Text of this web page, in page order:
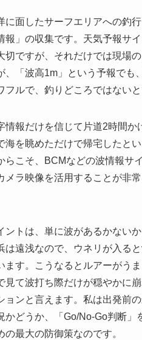
に面したサーフエリアへの釣
報」の収集です。天気予報サ
切ですが、それだけでは現場
、「波高1m」という予報で
フルで、釣りどころではない
情報だけを信じて片道2時間
海を眺めただけで帰宅したと
らこそ、BCMなどの波情報
メラ映像を活用することが非
ントは、単に波があるかない
は遠浅なので、ウネリが入る
ます。こうなるとルアーがう
見て波打ち際だけが穏やかに
ョンと言えます。私は出発前
かどうか、「Go/No-Go判断
の最大の防御策なのです。